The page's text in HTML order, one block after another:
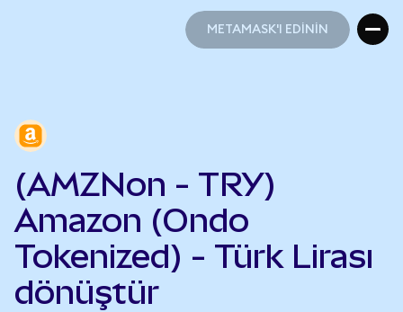
METAMASK'I EDİNİN
(AMZNon - TRY)
Amazon (Ondo
Tokenized) - Türk Lirası
dönüştür